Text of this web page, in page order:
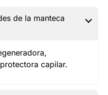
de la manteca
capilar.